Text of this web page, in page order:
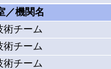
／機関名
術チーム
術チーム
術チーム